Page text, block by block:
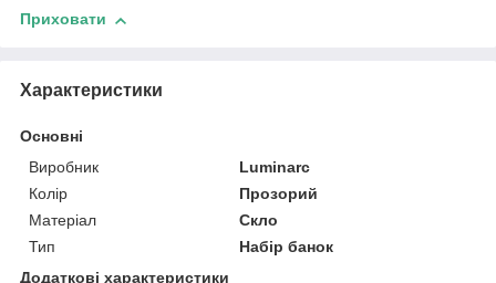
Приховати
Характеристики
Основні
Виробник
Luminarc
Колір
Прозорий
Матеріал
Скло
Тип
Набір банок
Додаткові характеристики